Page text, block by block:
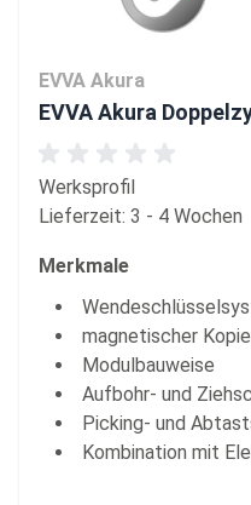
EVVA Akura
EVVA Akura
Werksprofil
Lieferzeit: 3 - 4 Wochen
Merkmale
magnetischer
Modulbauweise
Aufbohr- und
Picking- und
Kombination mit